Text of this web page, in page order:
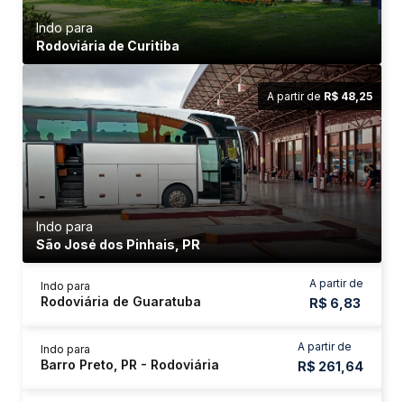
Indo para
Rodoviária de Curitiba
A partir de R$ 48,25
Indo para
São José dos Pinhais, PR
A partir de
R$ 6,83
Indo para
Rodoviária de Guaratuba
A partir de
R$ 261,64
Indo para
Barro Preto, PR - Rodoviária